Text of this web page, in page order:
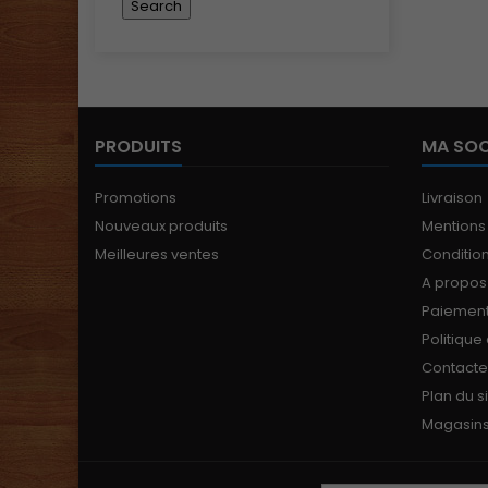
PRODUITS
Promotions
Nouveaux produits
Meilleures ventes
MA
Livraison
A propos
Plan du